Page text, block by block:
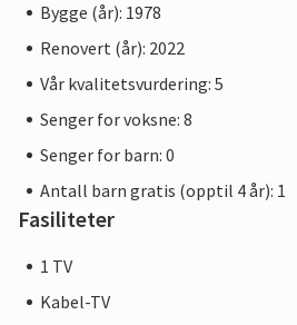
Bygge (år): 1978
Renovert (år): 2022
Vår kvalitetsvurdering: 5
Senger for voksne: 8
Senger for barn: 0
Antall barn gratis (opptil 4 år): 1
Fasiliteter
1 TV
Kabel-TV